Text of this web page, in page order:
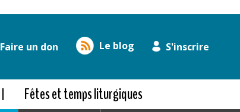
Faire un don Le blog S'inscrire
Fêtes et temps liturgiques